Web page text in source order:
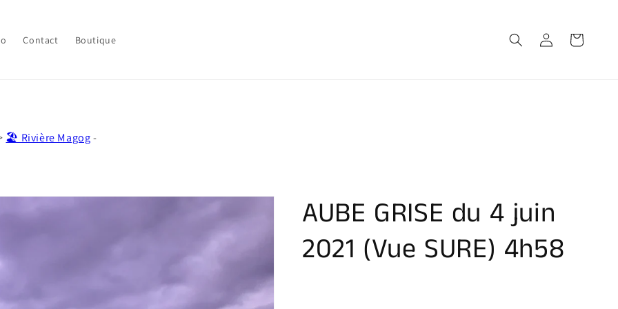
Contact Boutique Connexion Panier
🏖️ Rivière Magog-
AUBE GRISE du 4 juin
2021 (Vue SURE) 4h58